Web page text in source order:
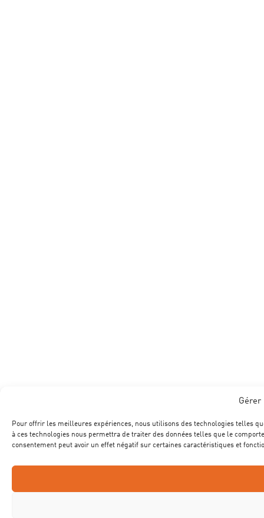
Gérer
Pour offrir les meilleures expériences, nous utilisons des technologies telles
à ces technologies nous permettra de traiter des données telles que le
consentement peut avoir un effet négatif sur certaines caractéristiques et